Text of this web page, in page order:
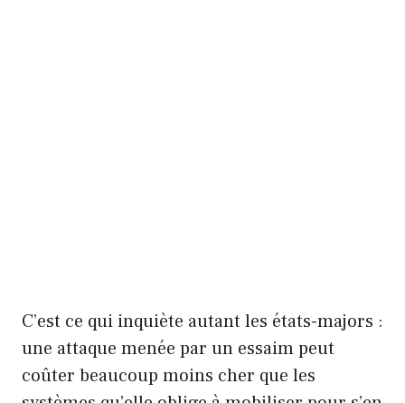
C’est ce qui inquiète autant les états-majors :
une attaque menée par un essaim peut
coûter beaucoup moins cher que les